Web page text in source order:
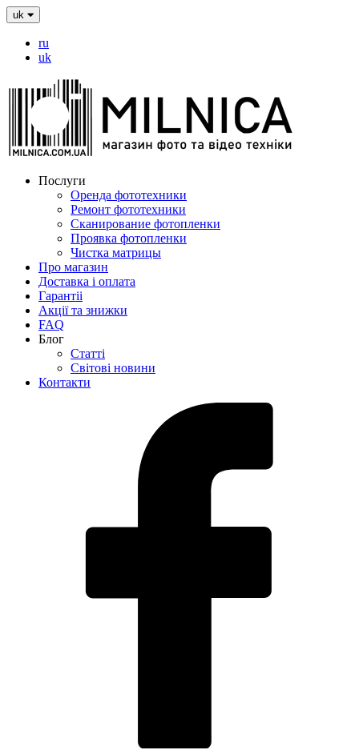
uk
ru
uk
Послуги
Оренда фототехники
Ремонт фототехники
Сканирование фотопленки
Проявка фотопленки
Чистка матрицы
Про магазин
Доставка і оплата
Гарантіі
Акції та знижки
FAQ
Блог
Статті
Світові новини
Контакти